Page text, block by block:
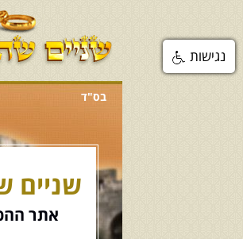
בס"ד
שניים
אתר
נגישות